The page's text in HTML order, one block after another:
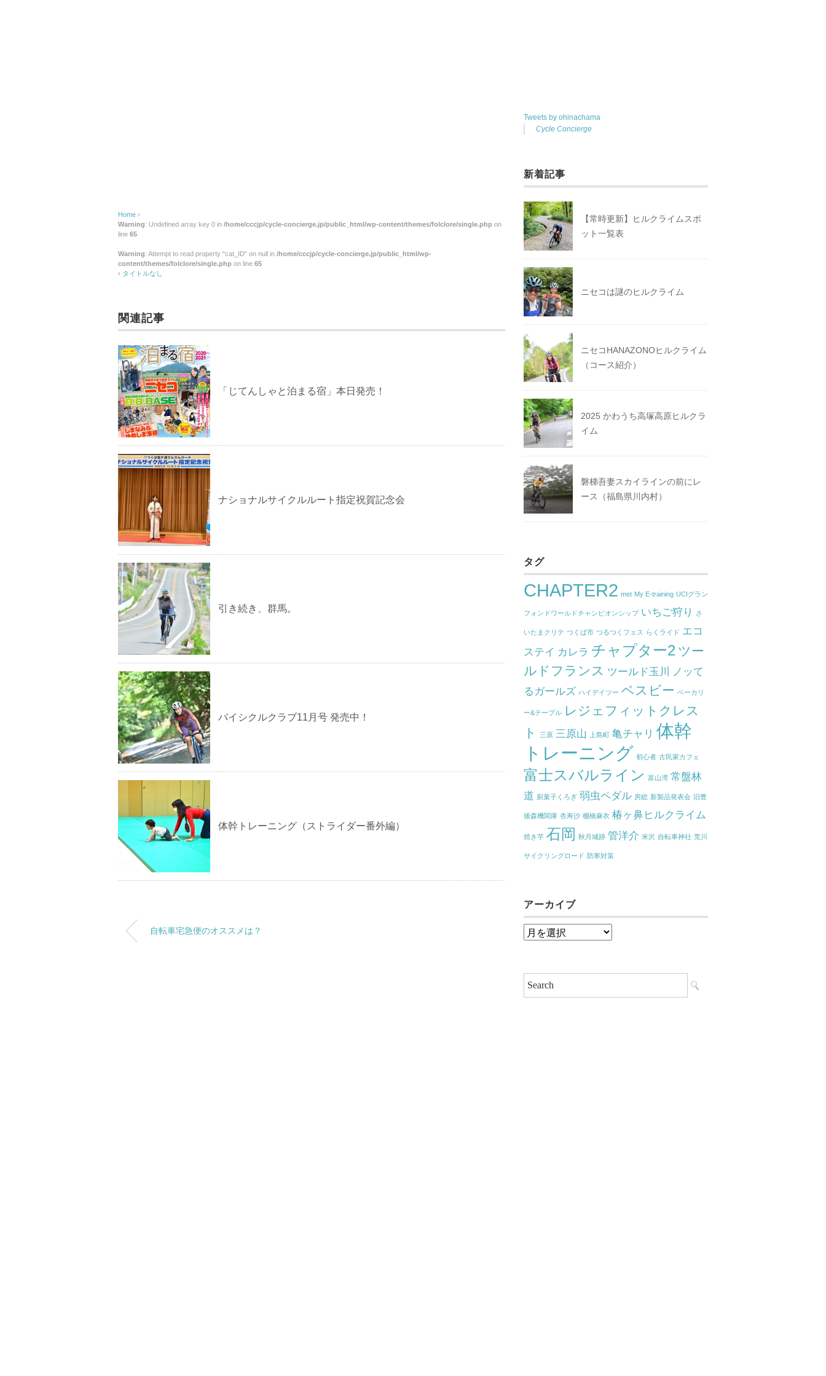
Home ›
Warning: Undefined array key 0 in /home/cccjp/cycle-concierge.jp/public_html/wp-content/themes/folclore/single.php on
line 65
Warning: Attempt to read property "cat_ID" on null in /home/cccjp/cycle-concierge.jp/public_html/wp-
content/themes/folclore/single.php on line 65
› タイトルなし
関連記事
「じてんしゃと泊まる宿」本日発売！
ナショナルサイクルルート指定祝賀記念会
引き続き、群馬。
バイシクルクラブ11月号 発売中！
体幹トレーニング（ストライダー番外編）
自転車宅急便のオススメは？
Tweets by ohinachama
Cycle Concierge
新着記事
【常時更新】ヒルクライムスポ
ット一覧表
ニセコは謎のヒルクライム
ニセコHANAZONOヒルクライム
（コース紹介）
2025 かわうち高塚高原ヒルクラ
イム
磐梯吾妻スカイラインの前にレ
ース（福島県川内村）
タグ
CHAPTER2 met My E-training UCIグラン
フォンドワールドチャンピオンシップ いちご狩り さ
いたまクリテ つくば市 つるつくフェス らくライド エコ
ステイ カレラ チャプター2 ツー
ルドフランス ツールド玉川
ノッて
るガールズ ハイデイツー ベスビー ベーカリ
ー&テーブル レジェフィットクレス
ト
三原 三原山 上島町 亀チャリ 体幹
トレーニング 初心者 古民家カフェ
富士スバルライン 富山湾 常盤林
道 廚菓子くろぎ 弱虫ペダル 房総 新製品発表会 旧豊
後森機関庫 杏寿沙 棚橋麻衣 椿ヶ鼻ヒルクライム
焼き芋 石岡 秋月城跡 管洋介 米沢 自転車神社 荒川
サイクリングロード 防寒対策
アーカイブ
ア
イ